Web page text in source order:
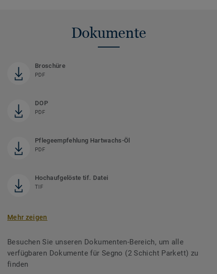
Dokumente
Broschüre
PDF
DOP
PDF
Pflegeempfehlung Hartwachs-Öl
PDF
Hochaufgelöste tif. Datei
TIF
Mehr zeigen
Besuchen Sie unseren Dokumenten-Bereich, um alle
verfügbaren Dokumente für Segno (2 Schicht Parkett) zu
finden